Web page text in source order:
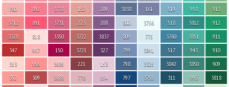
760
3712
3328
347
353
352
892
891
818
957
956
309
3733
3731
3350
150
3689
3688
152
223
3722
3721
221
778
209
208
3837
327
153
554
3838
800
809
799
798
797
161
3756
775
3841
3325
3755
519
518
3760
517
3842
311
958
3812
3851
943
3850
993
913
912
911
910
909
3818